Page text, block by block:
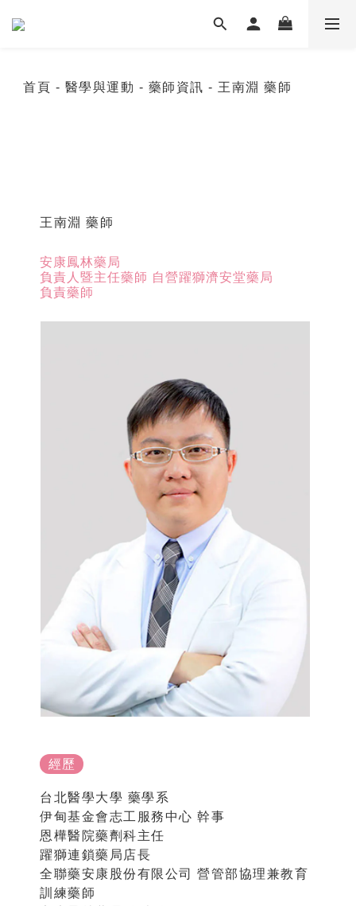
首頁 - 醫學與運動 - 藥師資訊 - 王南淵 藥師
王南淵 藥師
安康鳳林藥局
負責人暨主任藥師 自營躍獅濟安堂藥局
負責藥師
經歷
台北醫學大學 藥學系
伊甸基金會志工服務中心 幹事
恩樺醫院藥劑科主任
躍獅連鎖藥局店長
全聯藥安康股份有限公司 營管部協理兼教育
訓練藥師